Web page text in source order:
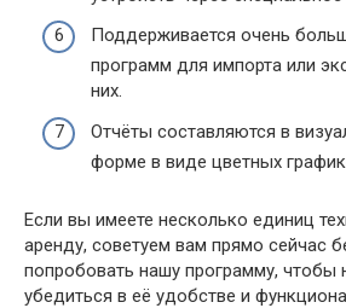
Поддерживается очень
программ для импорта или
них.
Отчёты составляются в
форме в виде цветных
Если вы имеете несколько единиц
аренду, советуем вам прямо сейчас
попробовать нашу программу, чтобы
убедиться в её удобстве и